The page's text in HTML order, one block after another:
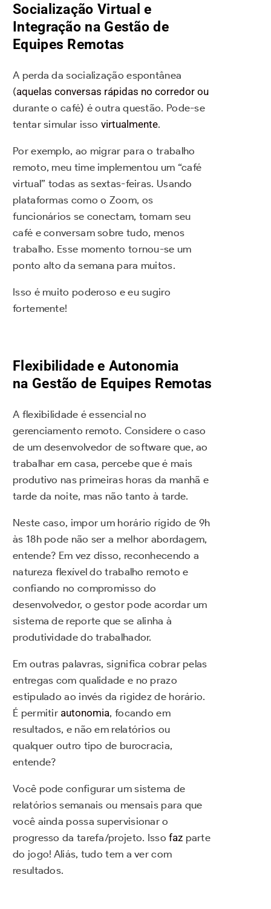
Socialização Virtual e
Integração na Gestão de
Equipes Remotas
A perda da socialização espontânea
(aquelas conversas rápidas no corredor ou
durante o café) é outra questão. Pode-se
tentar simular issovirtualmente.
Por exemplo, ao migrar para o trabalho
remoto, meu time implementou um “café
virtual” todas as sextas-feiras. Usando
plataformas como o Zoom, os
funcionários se conectam, tomam seu
café e conversam sobre tudo, menos
trabalho. Esse momento tornou-se um
ponto alto da semana para muitos.
Isso é muito poderoso e eu sugiro
fortemente!
Flexibilidade e Autonomia
na Gestão de Equipes Remotas
A flexibilidade é essencial no
gerenciamento remoto. Considere o caso
de um desenvolvedor de software que, ao
trabalhar em casa, percebe que é mais
produtivo nas primeiras horas da manhã e
tarde da noite, mas não tanto à tarde.
Neste caso, impor um horário rígido de 9h
às 18h pode não ser a melhor abordagem,
entende? Em vez disso, reconhecendo a
natureza flexível do trabalho remoto e
confiando no compromisso do
desenvolvedor, o gestor pode acordar um
sistema de reporte que se alinha à
produtividade do trabalhador.
Em outras palavras, significa cobrar pelas
entregas com qualidade e no prazo
estipulado ao invés da rigidez de horário.
É permitir autonomia, focando em
resultados, e não em relatórios ou
qualquer outro tipo de burocracia,
entende?
Você pode configurar um sistema de
relatórios semanais ou mensais para que
você ainda possa supervisionar o
progresso da tarefa/projeto. Issofaz parte
do jogo! Aliás, tudo tem a ver com
resultados.